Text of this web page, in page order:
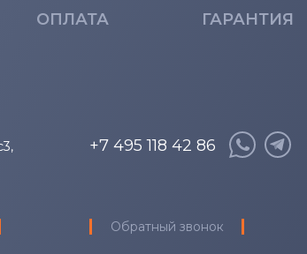
ОПЛАТА ГАРАНТИЯ
+7 495 118 42 86
Обратный звонок